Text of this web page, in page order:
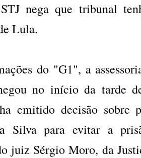
nega que tribunal
Lula.
do "G1", a
no início da tarde
emitido decisão sobre
Silva para evitar a
juiz Sérgio Moro, da